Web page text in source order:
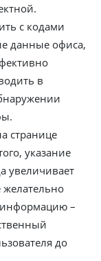
с кодами
данные офиса,
в
странице
указание
увеличивает
желательно
–
до